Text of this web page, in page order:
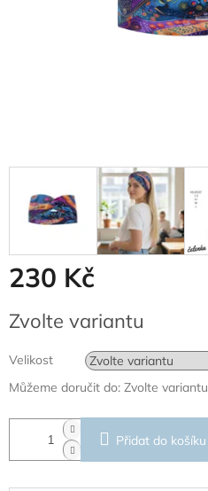
230 Kč
cena:
Zvolte variantu
Velikost
Můžeme doručit do: Zvolte variantu
Přidat do košíku